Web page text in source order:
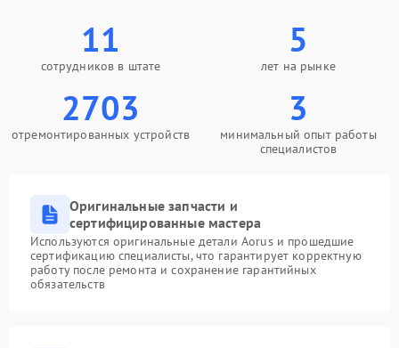
11
сотрудников в штате
5
лет на рынке
2703
отремонтированных устройств
3
минимальный опыт работы
специалистов
Оригинальные запчасти и
сертифицированные мастера
Используются оригинальные детали Aorus и прошедшие
сертификацию специалисты, что гарантирует корректную
работу после ремонта и сохранение гарантийных
обязательств